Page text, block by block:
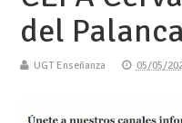
del
UGT Enseñanza 05/05/